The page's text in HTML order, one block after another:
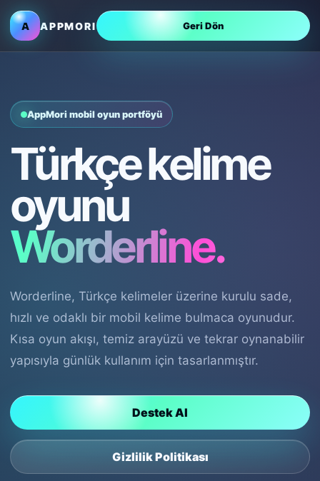
A APPMORI Geri Dön
AppMori mobil oyun portföyü
Türkçe kelime
oyunu
Worderline.
Worderline, Türkçe kelimeler üzerine kurulu sade,
hızlı ve odaklı bir mobil kelime bulmaca oyunudur.
Kısa oyun akışı, temiz arayüzü ve tekrar oynanabilir
yapısıyla günlük kullanım için tasarlanmıştır.
Destek Al
Gizlilik Politikası